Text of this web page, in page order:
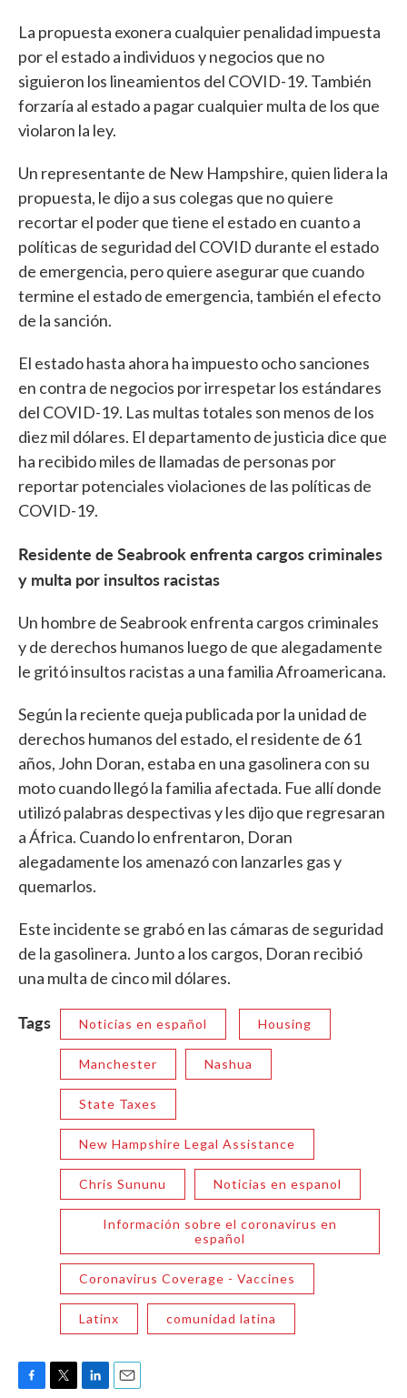
La propuesta exonera cualquier penalidad impuesta
por el estado a individuos y negocios que no
siguieron los lineamientos del COVID-19. También
forzaría al estado a pagar cualquier multa de los que
violaron la ley.
Un representante de New Hampshire, quien lidera la
propuesta, le dijo a sus colegas que no quiere
recortar el poder que tiene el estado en cuanto a
políticas de seguridad del COVID durante el estado
de emergencia, pero quiere asegurar que cuando
termine el estado de emergencia, también el efecto
de la sanción.
El estado hasta ahora ha impuesto ocho sanciones
en contra de negocios por irrespetar los estándares
del COVID-19. Las multas totales son menos de los
diez mil dólares. El departamento de justicia dice que
ha recibido miles de llamadas de personas por
reportar potenciales violaciones de las políticas de
COVID-19.
Residente de Seabrook enfrenta cargos criminales
y multa por insultos racistas
Un hombre de Seabrook enfrenta cargos criminales
y de derechos humanos luego de que alegadamente
le gritó insultos racistas a una familia Afroamericana.
Según la reciente queja publicada por la unidad de
derechos humanos del estado, el residente de 61
años, John Doran, estaba en una gasolinera con su
moto cuando llegó la familia afectada. Fue allí donde
utilizó palabras despectivas y les dijo que regresaran
a África. Cuando lo enfrentaron, Doran
alegadamente los amenazó con lanzarles gas y
quemarlos.
Este incidente se grabó en las cámaras de seguridad
de la gasolinera. Junto a los cargos, Doran recibió
una multa de cinco mil dólares.
Tags Noticias en español Housing
Manchester Nashua
State Taxes
New Hampshire Legal Assistance
Chris Sununu Noticias en espanol
Información sobre el coronavirus en
español
Coronavirus Coverage - Vaccines
Latinx comunidad latina